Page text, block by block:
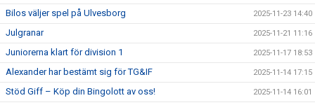
Bilos väljer spel på Ulvesborg 2025-11-23 14:40
Julgranar 2025-11-21 11:16
Juniorerna klart för division 1 2025-11-17 18:53
Alexander har bestämt sig för TG&IF 2025-11-14 17:15
Stöd Giff – Köp din Bingolott av oss! 2025-11-14 16:01